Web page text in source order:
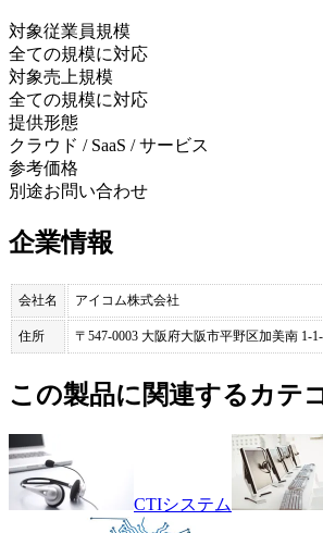
対象従業員規模
全ての規模に対応
対象売上規模
全ての規模に対応
提供形態
クラウド / SaaS / サービス
参考価格
別途お問い合わせ
企業情報
会社名 アイコム株式会社
住所 〒547-0003 大阪府大阪市平野区加美南 1-
この製品に関連するカテ
CTIシステム